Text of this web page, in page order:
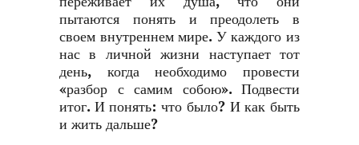
пытаются понять и преодолеть в
своем внутреннем мире. У каждого из
нас в личной жизни наступает тот
день, когда необходимо провести
«разбор с самим собою». Подвести
итог. И понять: что было? И как быть
и жить дальше?